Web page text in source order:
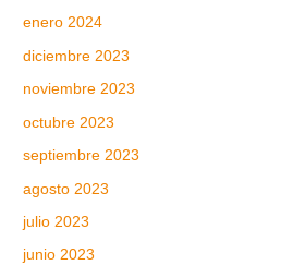
enero 2024
diciembre 2023
noviembre 2023
octubre 2023
septiembre 2023
agosto 2023
julio 2023
junio 2023